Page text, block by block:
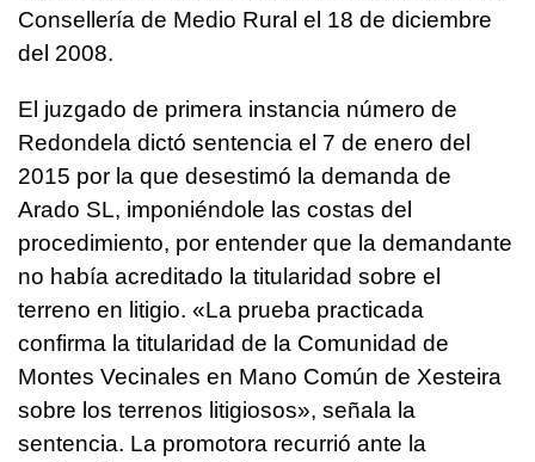
Consellería de Medio Rural el 18 de diciembre
del 2008.
El juzgado de primera instancia número de
Redondela dictó sentencia el 7 de enero del
2015 por la que desestimó la demanda de
Arado SL, imponiéndole las costas del
procedimiento, por entender que la demandante
no había acreditado la titularidad sobre el
terreno en litigio. «La prueba practicada
confirma la titularidad de la Comunidad de
Montes Vecinales en Mano Común de Xesteira
sobre los terrenos litigiosos», señala la
sentencia. La promotora recurrió ante la